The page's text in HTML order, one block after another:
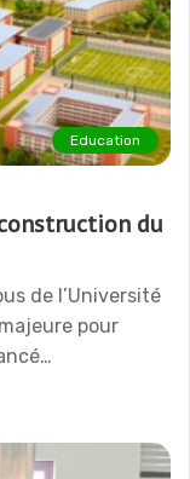
Education
du
de l’Université
pour